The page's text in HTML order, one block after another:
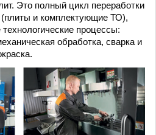
Это полный цикл переработки
(плиты и комплектующие ТО),
процессы:
обработка, сварка и